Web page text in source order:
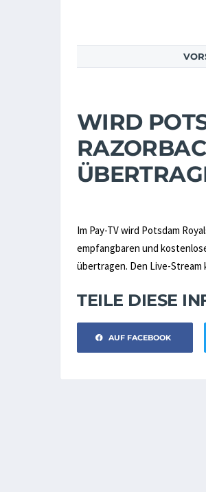
WIRD
Im Pay-TV wird Potsdam
empfangbaren und
übertragen. Den Live-
TEILE DIESE
AUF FACEBOOK